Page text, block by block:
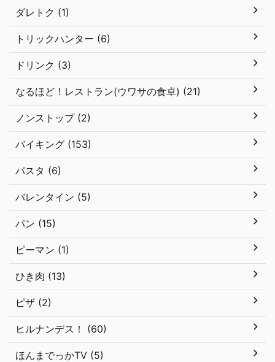
ダレトク (1)
トリックハンター (6)
ドリンク (3)
なるほど！レストラン(ウワサの食卓) (21)
ノンストップ (2)
バイキング (153)
パスタ (6)
バレンタイン (5)
パン (15)
ピーマン (1)
ひき肉 (13)
ピザ (2)
ヒルナンデス！ (60)
ほんまでっかTV (5)